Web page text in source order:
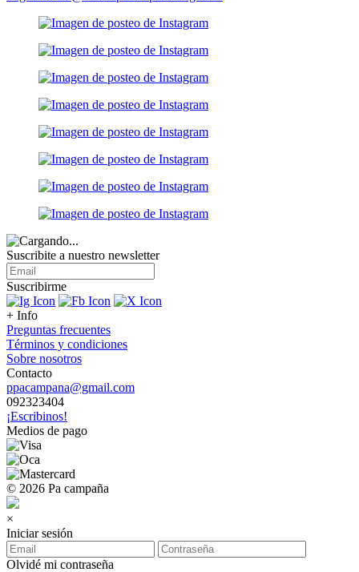
Suscribite a nuestro newsletter
Suscribirme
+ Info
Preguntas frecuentes
Términos y condiciones
Sobre nosotros
Contacto
ppacampana@gmail.com
092323404
¡Escribinos!
Medios de pago
© 2026 Pa campaña
×
Iniciar sesión
Olvidé mi contraseña